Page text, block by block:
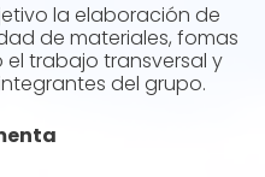
la elaboración de
de materiales, fomas
trabajo transversal y
del grupo.